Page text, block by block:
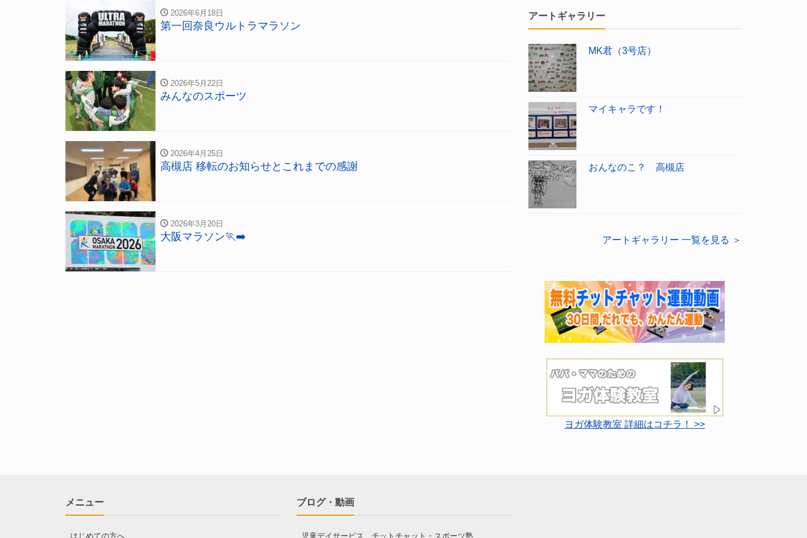
2026年6月18日
第一回奈良ウルトラマラソン
2026年5月22日
みんなのスポーツ
2026年4月25日
高槻店 移転のお知らせとこれまでの感謝
2026年3月20日
大阪マラソン🏃‍➡️
アートギャラリー
MK君（3号店）
マイキャラです！
おんなのこ？ 高槻店
アートギャラリー 一覧を見る ＞
ヨガ体験教室 詳細はコチラ！ >>
メニュー
はじめての方へ
ブログ・動画
児童デイサービス チットチャット・スポーツ塾